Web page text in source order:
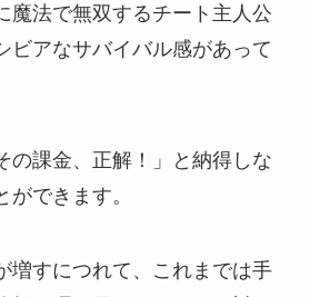
魔法で無双するチート主人公
ビアなサバイバル感があって
の課金、正解！」と納得しな
できます。
増すにつれて、これまでは手